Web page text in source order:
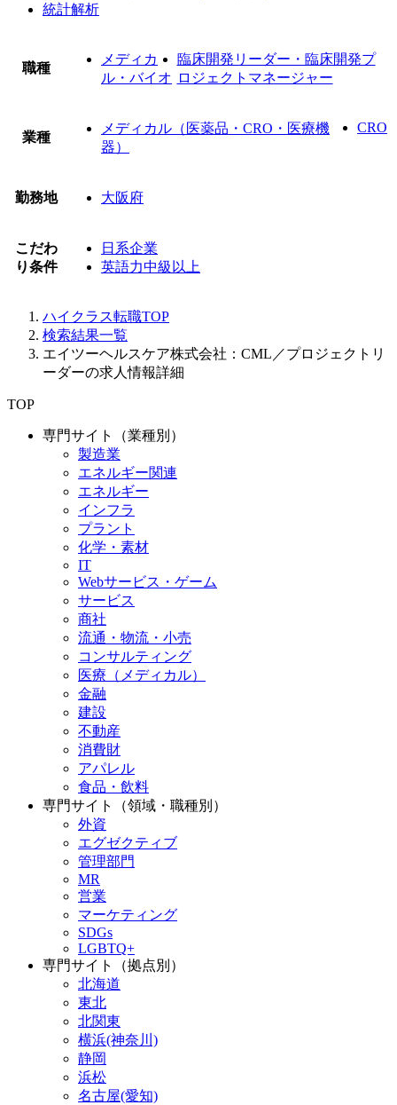
統計解析
職種
メディカ
ル・バイオ
臨床開発リーダー・臨床開発プ
ロジェクトマネージャー
業種
メディカル（医薬品・CRO・医療機
器）
CRO
勤務地 大阪府
こだわ
り条件
日系企業
英語力中級以上
ハイクラス転職TOP
検索結果一覧
エイツーヘルスケア株式会社：CML／プロジェクトリ
ーダーの求人情報詳細
TOP
専門サイト（業種別）
製造業
エネルギー関連
エネルギー
インフラ
プラント
化学・素材
IT
Webサービス・ゲーム
サービス
商社
流通・物流・小売
コンサルティング
医療（メディカル）
金融
建設
不動産
消費財
アパレル
食品・飲料
専門サイト（領域・職種別）
外資
エグゼクティブ
管理部門
MR
営業
マーケティング
SDGs
LGBTQ+
専門サイト（拠点別）
北海道
東北
北関東
横浜(神奈川)
静岡
浜松
名古屋(愛知)